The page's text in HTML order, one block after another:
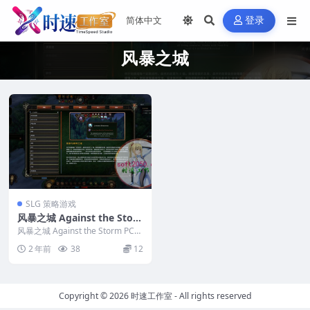
登录
风暴之城
SLG 策略游戏
风暴之城 Against the Stor
m PC电脑游戏 适用WIN11
WIN10
风暴之城 Against the Storm PC电
2 年前 38 12
Copyright © 2026时速工作室- All rights reserved